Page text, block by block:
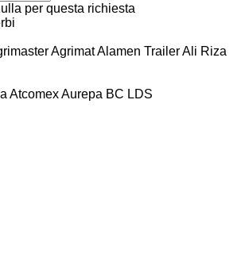
per questa richiesta
AgrimatAlamen TrailerAli Riza
AtcomexAurepa BC LDS